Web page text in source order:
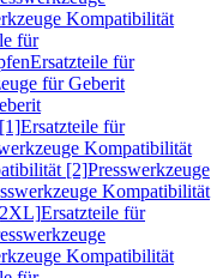
Kompatibilität
für
Ersatzteile für
für Geberit
Ersatzteile für
Kompatibilität
[2]Presswerkzeuge
Kompatibilität
Ersatzteile für
Kompatibilität